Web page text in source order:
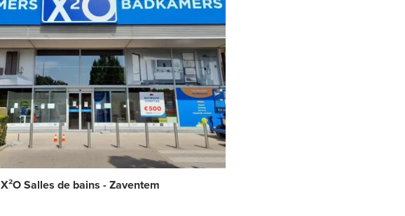
X²O Salles de bains - Zaventem